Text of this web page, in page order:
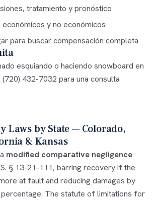
tratamiento y pronóstico
y no económicos
para buscar compensación completa
esquiando o haciendo snowboard en
(720) 432-7032 para una consulta
Laws by State — Colorado,
& Kansas
modified comparative negligence
§ 13-21-111, barring recovery if the
at fault and reducing damages by
The statute of limitations for